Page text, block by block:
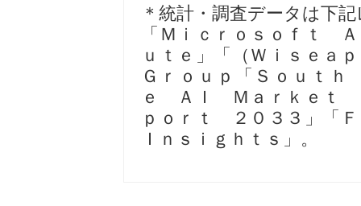
＊統計・調査データは下
「Ｍｉｃｒｏｓｏｆｔ
ｕｔｅ」「（Ｗｉｓｅ
Ｇｒｏｕｐ「Ｓｏｕｔ
ｅ ＡＩ Ｍａｒｋｅｔ
ｐｏｒｔ ２０３３」「
Ｉｎｓｉｇｈｔｓ」。